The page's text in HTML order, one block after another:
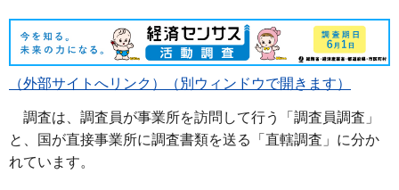
（外部サイトへリンク）（別ウィンドウで開きます）
調査は、調査員が事業所を訪問して行う「調査員調査」
と、国が直接事業所に調査書類を送る「直轄調査」に分か
れています。